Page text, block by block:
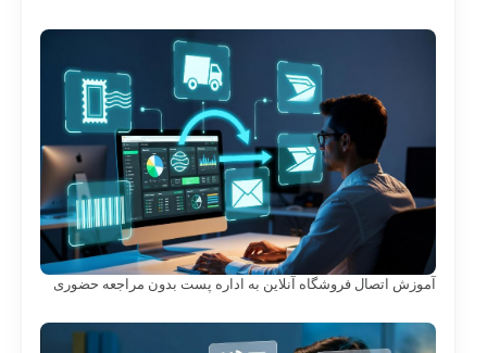
آموزش اتصال فروشگاه آنلاین به اداره پست بدون مراجعه حضوری